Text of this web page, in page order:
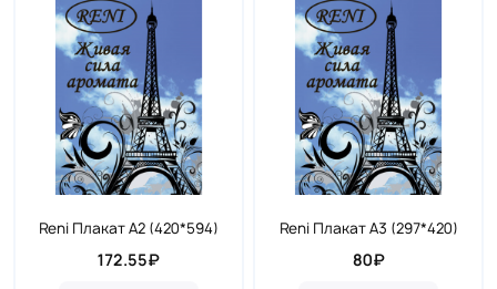
Reni Плакат А2 (420*594)
172.55₽
Reni Плакат А3 (297*420)
80₽